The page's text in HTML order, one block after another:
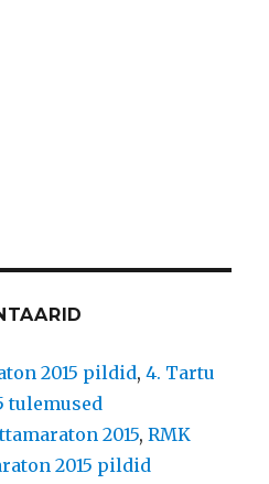
2015 pildid,4. Tartu
tulemused
2015,RMK
2015 pildid